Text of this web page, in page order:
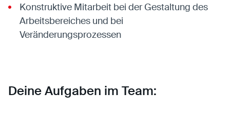
Konstruktive Mitarbeit bei der Gestaltung des
Arbeitsbereiches und bei
Veränderungsprozessen
Deine Aufgaben im Team: